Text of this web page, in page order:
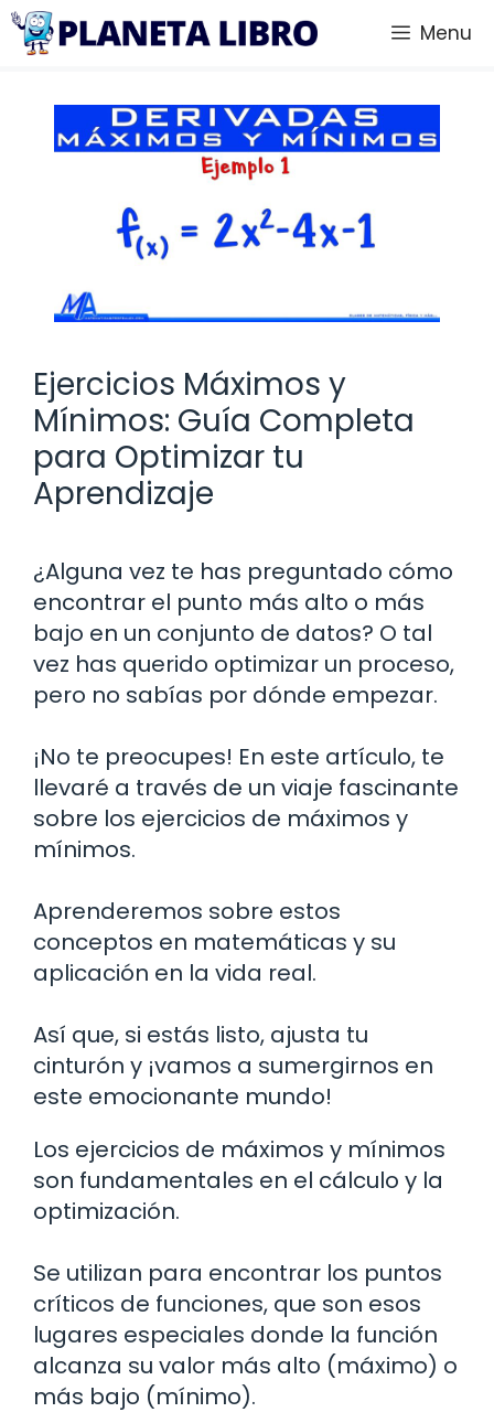
Saltar
Menu
Ejercicios Máximos y
Mínimos: Guía Completa
para Optimizar tu
Aprendizaje
¿Alguna vez te has preguntado cómo
encontrar el punto más alto o más
bajo en un conjunto de datos? O tal
vez has querido optimizar un proceso,
pero no sabías por dónde empezar.
¡No te preocupes! En este artículo, te
llevaré a través de un viaje fascinante
sobre los ejercicios de máximos y
mínimos.
Aprenderemos sobre estos
conceptos en matemáticas y su
aplicación en la vida real.
Así que, si estás listo, ajusta tu
cinturón y ¡vamos a sumergirnos en
este emocionante mundo!
Los ejercicios de máximos y mínimos
son fundamentales en el cálculo y la
optimización.
Se utilizan para encontrar los puntos
críticos de funciones, que son esos
lugares especiales donde la función
alcanza su valor más alto (máximo) o
más bajo (mínimo).